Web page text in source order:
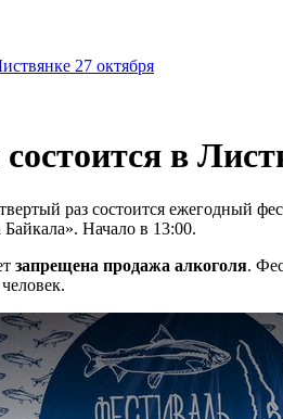
27 октября
в
раз состоится ежегодный
Начало в 13:00.
запрещена продажа алкоголя.